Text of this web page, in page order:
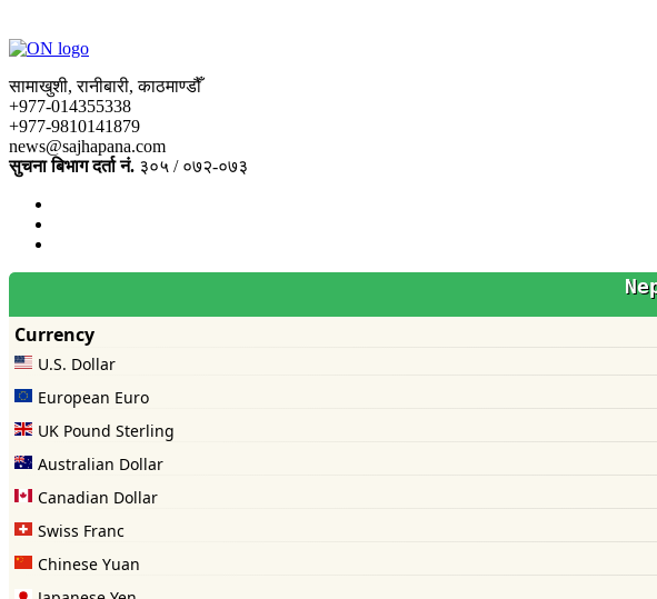
सामाखुशी, रानीबारी, काठमाण्डौँ
+977-014355338
+977-9810141879
news@sajhapana.com
सुचना बिभाग दर्ता नं. ३०५ / ०७२-०७३